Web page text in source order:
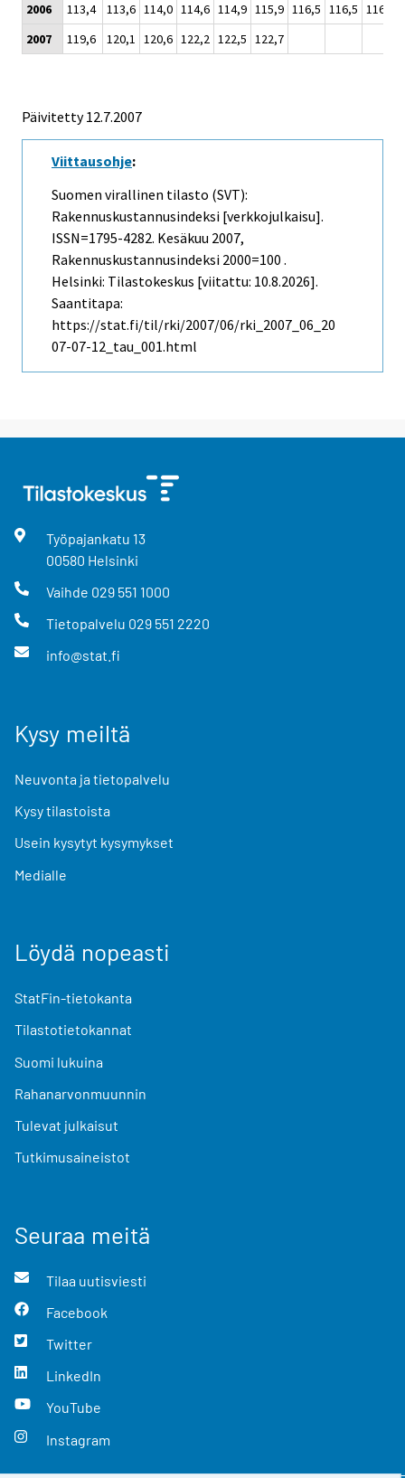
2006
113,4 113,6 114,0 114,6 114,9 115,9 116,5 116,5 116,9
2007
119,6 120,1 120,6 122,2 122,5 122,7
Päivitetty12.7.2007
Viittausohje:
Suomen virallinen tilasto (SVT):
Rakennuskustannusindeksi [verkkojulkaisu].
ISSN=1795-4282. Kesäkuu 2007,
Rakennuskustannusindeksi 2000=100 .
Helsinki: Tilastokeskus [viitattu: 10.8.2026].
Saantitapa:
https://stat.fi/til/rki/2007/06/rki_2007_06_20
07-07-12_tau_001.html
Työpajankatu 13
00580 Helsinki
Vaihde 029 551 1000
Tietopalvelu 029 551 2220
info@stat.fi
Kysy meiltä
Neuvonta ja tietopalvelu
Kysy tilastoista
Usein kysytyt kysymykset
Medialle
Löydä nopeasti
StatFin-tietokanta
Tilastotietokannat
Suomi lukuina
Rahanarvonmuunnin
Tulevat julkaisut
Tutkimusaineistot
Seuraa meitä
Tilaa uutisviesti
Facebook
Twitter
LinkedIn
YouTube
Instagram